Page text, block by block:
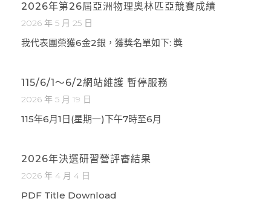
2026年第26屆亞洲物理奧林匹亞競賽成績
2026 年 5 月 25 日
我代表團榮獲6金2銀，獲獎名單如下: 獎
115/6/1～6/2網站維護 暫停服務
2026 年 5 月 19 日
115年6月1日(星期一)下午7時至6月
2026年決選研習營評審結果
2026 年 4 月 4 日
PDF Title Download